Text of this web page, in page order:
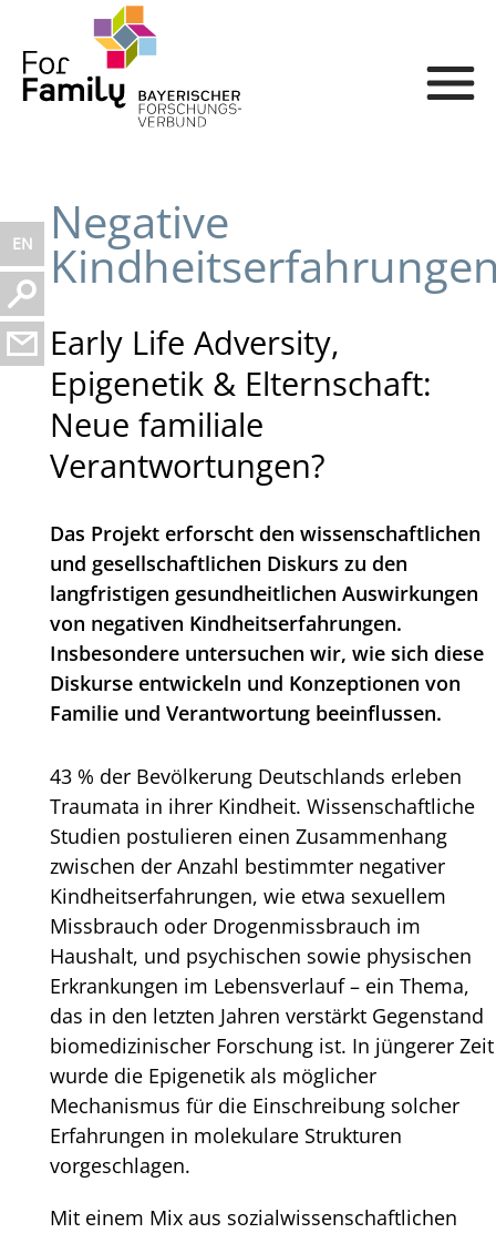
EN Negative
Early Life Adversity,
Epigenetik & Elternschaft:
Neue familiale
Verantwortungen?
Das Projekt erforscht den wissenschaftlichen
und gesellschaftlichen Diskurs zu den
langfristigen gesundheitlichen Auswirkungen
von negativen Kindheitserfahrungen.
Insbesondere untersuchen wir, wie sich diese
Diskurse entwickeln und Konzeptionen von
Familie und Verantwortung beeinflussen.
43 % der Bevölkerung Deutschlands erleben
Traumata in ihrer Kindheit. Wissenschaftliche
Studien postulieren einen Zusammenhang
zwischen der Anzahl bestimmter negativer
Kindheitserfahrungen, wie etwa sexuellem
Missbrauch oder Drogenmissbrauch im
Haushalt, und psychischen sowie physischen
Erkrankungen im Lebensverlauf – ein Thema,
das in den letzten Jahren verstärkt Gegenstand
biomedizinischer Forschung ist. In jüngerer Zeit
wurde die Epigenetik als möglicher
Mechanismus für die Einschreibung solcher
Erfahrungen in molekulare Strukturen
vorgeschlagen.
Mit einem Mix aus sozialwissenschaftlichen